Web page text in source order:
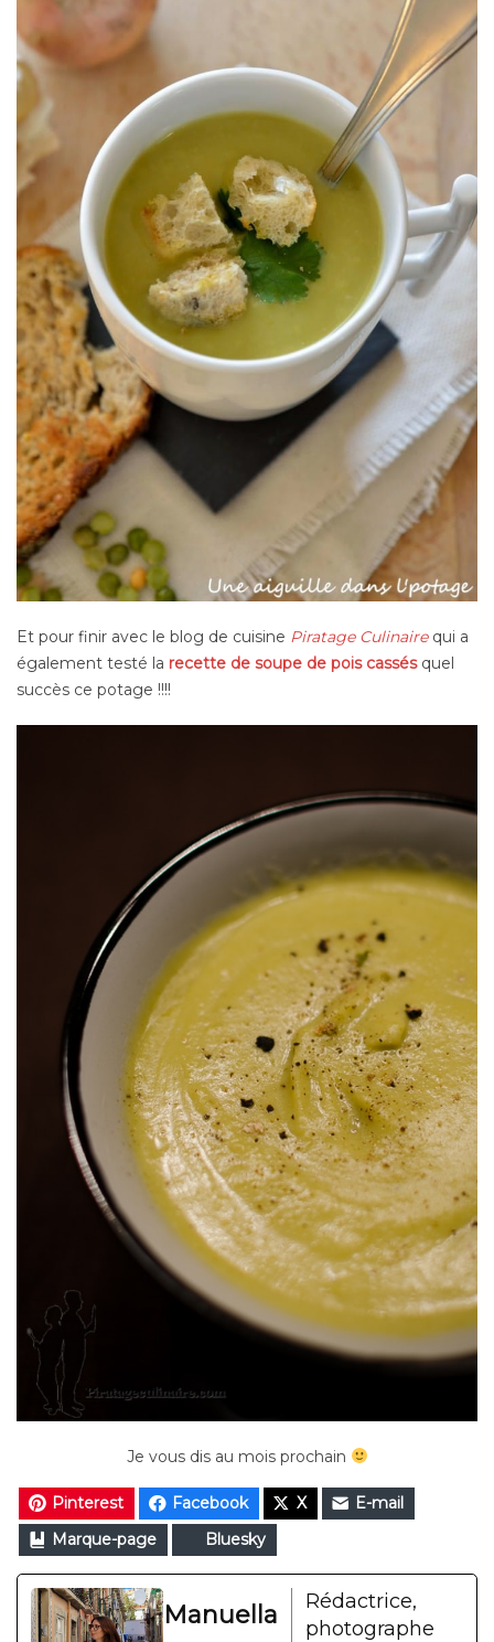
Et pour finir avec le blog de cuisine Piratage Culinairequi a
également testé la recette de soupe de pois cassésquel
succès ce potage !!!!
Je vous dis au mois prochain
Pinterest Facebook X
E-mail
Marque-page
Bluesky
Manuella
Rédactrice,
photographe